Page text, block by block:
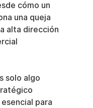
cómo un
una queja
alta dirección
solo algo
para